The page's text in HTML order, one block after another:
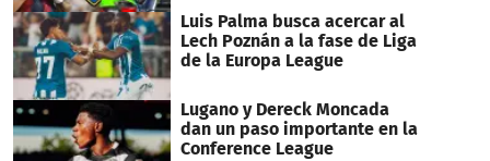
Luis Palma busca acercar al
Lech Poznán a la fase de Liga
de la Europa League
Lugano y Dereck Moncada
dan un paso importante en la
Conference League